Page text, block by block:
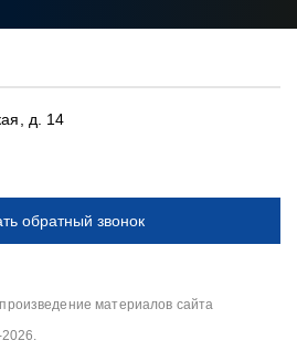
д. 14
обратный звонок
материалов сайта